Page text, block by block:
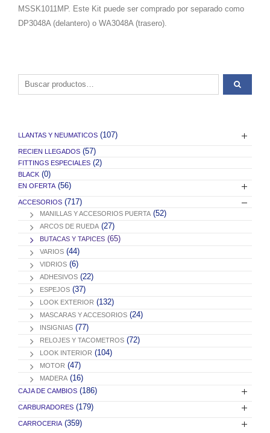
MSSK1011MP. Este Kit puede ser comprado por separado como
DP3048A (delantero) o WA3048A (trasero).
Buscar por:
LLANTAS Y NEUMATICOS (107)
RECIEN LLEGADOS (57)
FITTINGS ESPECIALES (2)
BLACK (0)
EN OFERTA (56)
ACCESORIOS (717)
MANILLAS Y ACCESORIOS PUERTA (52)
ARCOS DE RUEDA (27)
BUTACAS Y TAPICES (65)
VARIOS (44)
VIDRIOS (6)
ADHESIVOS (22)
ESPEJOS (37)
LOOK EXTERIOR (132)
MASCARAS Y ACCESORIOS (24)
INSIGNIAS (77)
RELOJES Y TACOMETROS (72)
LOOK INTERIOR (104)
MOTOR (47)
MADERA (16)
CAJA DE CAMBIOS (186)
CARBURADORES (179)
CARROCERIA (359)